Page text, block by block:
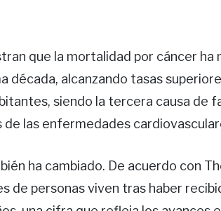
que la mortalidad por cáncer ha
década, alcanzando tasas
siendo la tercera causa de
las enfermedades
ha cambiado. De acuerdo con
de personas viven tras haber